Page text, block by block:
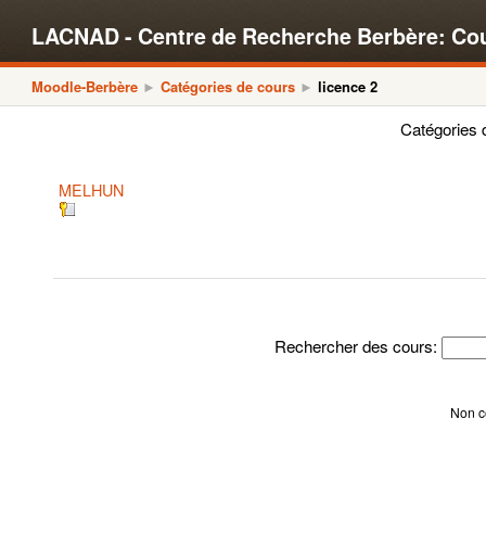
LACNAD - Centre de Recherche Berbère:
Moodle-Berbère ► Catégories de cours ► licence 2
Catégories
MELHUN
Rechercher des cours:
Non